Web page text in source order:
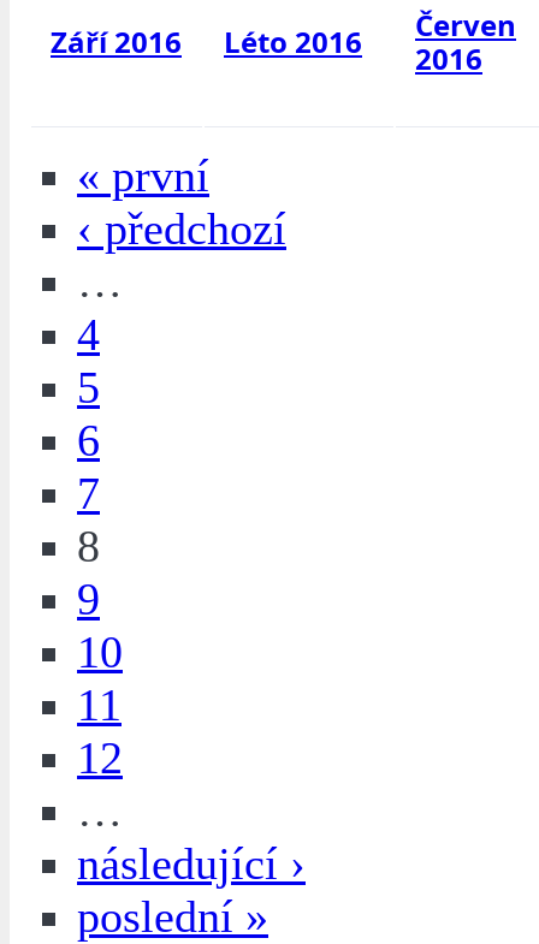
Září 2016 Léto 2016
Červen
2016
« první
‹ předchozí
…
4
5
6
7
8
9
10
11
12
…
následující ›
poslední »